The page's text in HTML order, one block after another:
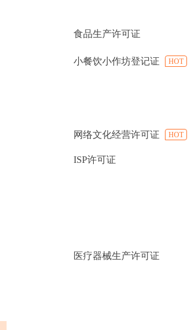
食品生产许可证
小餐饮小作坊登记证 HOT
网络文化经营许可证 HOT
ISP许可证
医疗器械生产许可证